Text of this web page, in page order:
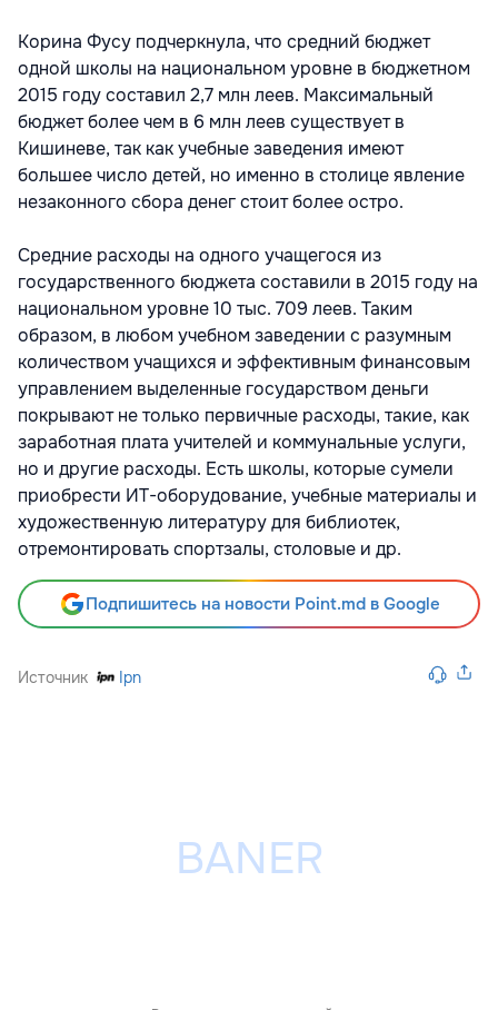
Корина Фусу подчеркнула, что средний бюджет
одной школы на национальном уровне в бюджетном
2015 году составил 2,7 млн леев. Максимальный
бюджет более чем в 6 млн леев существует в
Кишиневе, так как учебные заведения имеют
большее число детей, но именно в столице явление
незаконного сбора денег стоит более остро.
Средние расходы на одного учащегося из
государственного бюджета составили в 2015 году на
национальном уровне 10 тыс. 709 леев. Таким
образом, в любом учебном заведении с разумным
количеством учащихся и эффективным финансовым
управлением выделенные государством деньги
покрывают не только первичные расходы, такие, как
заработная плата учителей и коммунальные услуги,
но и другие расходы. Есть школы, которые сумели
приобрести ИТ-оборудование, учебные материалы и
художественную литературу для библиотек,
отремонтировать спортзалы, столовые и др.
Подпишитесь на новости Point.md в Google
Источник Ipn